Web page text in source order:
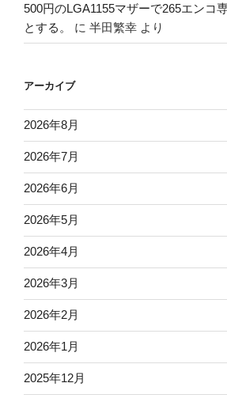
500円のLGA1155マザーで265エンコ
とする。
に 半田繁幸 より
アーカイブ
2026年8月
2026年7月
2026年6月
2026年5月
2026年4月
2026年3月
2026年2月
2026年1月
2025年12月